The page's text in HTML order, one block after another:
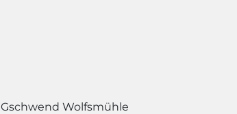
Gschwend Wolfsmühle